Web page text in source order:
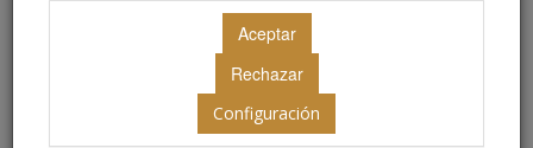
Configuración